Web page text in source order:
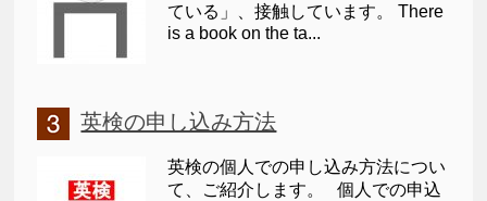
ている」、接触しています。 There
is a book on the ta...
英検の申し込み方法
英検の個人での申し込み方法につい
て、ご紹介します。 個人での申込